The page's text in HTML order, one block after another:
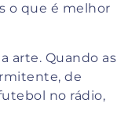
o que é melhor
arte. Quando as
de
no rádio,